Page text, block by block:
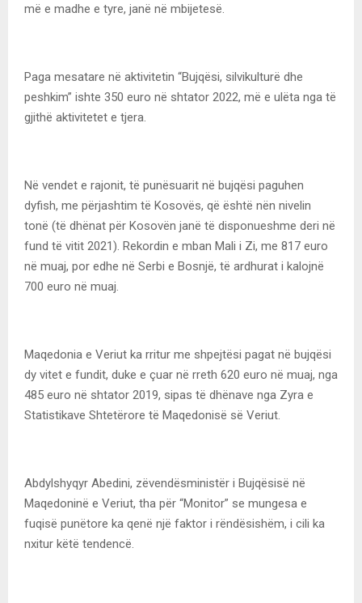
më e madhe e tyre, janë në mbijetesë.
Paga mesatare në aktivitetin “Bujqësi, silvikulturë dhe
peshkim” ishte 350 euro në shtator 2022, më e ulëta nga të
gjithë aktivitetet e tjera.
Në vendet e rajonit, të punësuarit në bujqësi paguhen
dyfish, me përjashtim të Kosovës, që është nën nivelin
tonë (të dhënat për Kosovën janë të disponueshme deri në
fund të vitit 2021). Rekordin e mban Mali i Zi, me 817 euro
në muaj, por edhe në Serbi e Bosnjë, të ardhurat i kalojnë
700 euro në muaj.
Maqedonia e Veriut ka rritur me shpejtësi pagat në bujqësi
dy vitet e fundit, duke e çuar në rreth 620 euro në muaj, nga
485 euro në shtator 2019, sipas të dhënave nga Zyra e
Statistikave Shtetërore të Maqedonisë së Veriut.
Abdylshyqyr Abedini, zëvendësministër i Bujqësisë në
Maqedoninë e Veriut, tha për “Monitor” se mungesa e
fuqisë punëtore ka qenë një faktor i rëndësishëm, i cili ka
nxitur këtë tendencë.